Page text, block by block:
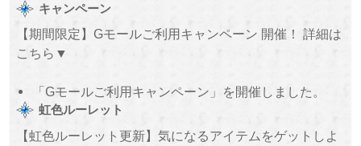
キャンペーン
【期間限定】Gモールご利用キャンペーン 開催！ 詳細は
こちら▼
「Gモールご利用キャンペーン」を開催しました。
虹色ルーレット
【虹色ルーレット更新】気になるアイテムをゲットしよ